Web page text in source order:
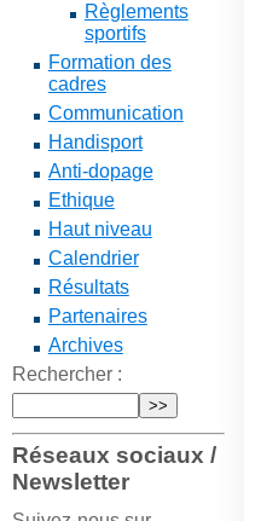
Règlements
sportifs
Formation des
cadres
Communication
Handisport
Anti-dopage
Ethique
Haut niveau
Calendrier
Résultats
Partenaires
Archives
Rechercher :
Réseaux sociaux /
Newsletter